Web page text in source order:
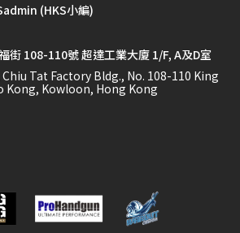
(HKS小編)
街 108-110號 超達工業大廈 1/F, A及D室
Tat Factory Bldg., No. 108-110 King
Kong, Kowloon, Hong Kong